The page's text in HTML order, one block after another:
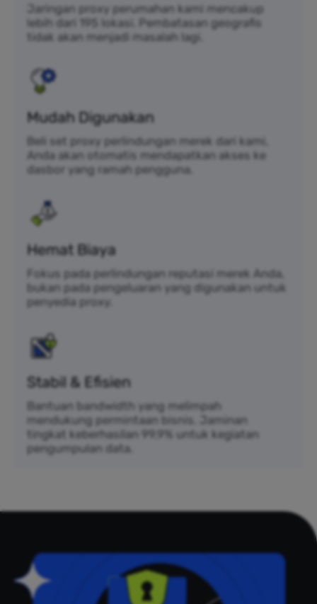
Jaringan proxy perumahan kami mencakup
lebih dari 195 lokasi. Pembatasan geografis
tidak akan menjadi masalah lagi.
Mudah Digunakan
Beli set proxy perlindungan merek dari kami,
Anda akan otomatis mendapatkan akses ke
dasbor yang ramah pengguna.
Hemat Biaya
Fokus pada perlindungan reputasi merek Anda,
bukan pada pengeluaran yang digunakan untuk
penyedia proxy.
Stabil & Efisien
Bantuan bandwidth yang melimpah
mendukung permintaan bisnis. Jaminan
tingkat keberhasilan 99,9% untuk kegiatan
pengumpulan data.